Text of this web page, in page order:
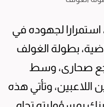
استمرارا لجهوده في
بطولة الغولف
صحارى، وسط
اللاعبين، وتأتي هذه